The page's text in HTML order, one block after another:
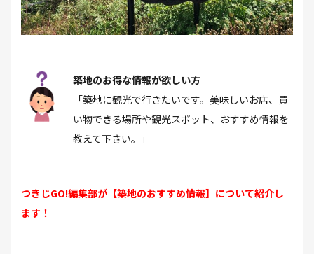
築地のお得な情報が欲しい方
「築地に観光で行きたいです。美味しいお店、買
い物できる場所や観光スポット、おすすめ情報を
教えて下さい。」
つきじGO!編集部が【築地のおすすめ情報】について紹介し
ます！